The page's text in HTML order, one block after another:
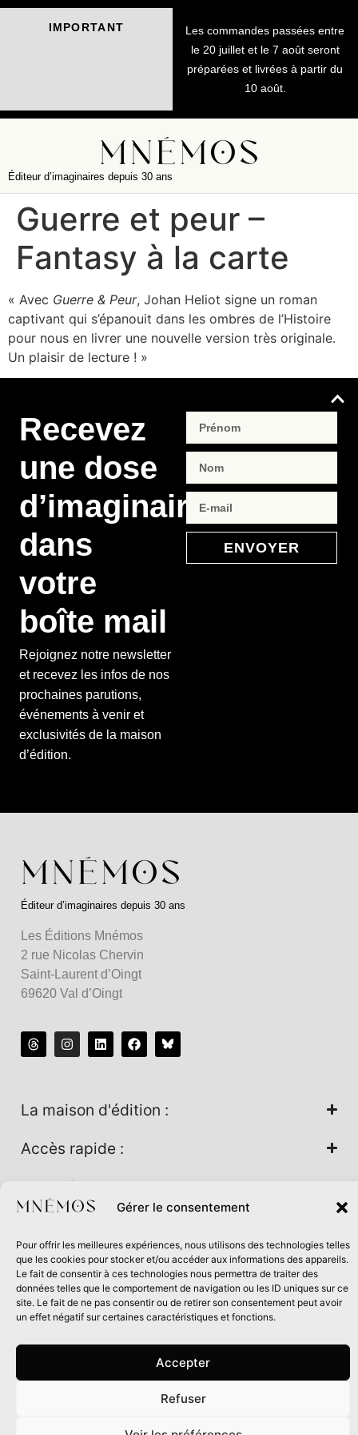
Gérer le consentement
Pour offrir les meilleures expériences, nous utilisons des technologies telles
que les cookies pour stocker et/ou accéder aux informations des appareils.
Le fait de consentir à ces technologies nous permettra de traiter des
données telles que le comportement de navigation ou les ID uniques sur ce
site. Le fait de ne pas consentir ou de retirer son consentement peut avoir
un effet négatif sur certaines caractéristiques et fonctions.
Accepter
Refuser
IMPORTANT
Les commandes passées entre
le 20 juillet et le 7 août seront
préparées et livrées à partir du
10 août.
Éditeur d’imaginaires depuis 30 ans
Guerre et peur –
Fantasy à la carte
« Avec Guerre & Peur, Johan Heliot signe un roman
captivant qui s’épanouit dans les ombres de l’Histoire
pour nous en livrer une nouvelle version très originale.
Un plaisir de lecture ! »
Recevez
une dose
d’imaginaire
dans
votre
boîte mail
Rejoignez notre newsletter
et recevez les infos de nos
prochaines parutions,
événements à venir et
exclusivités de la maison
d’édition.
ENVOYER
Éditeur d’imaginaires depuis 30 ans
Les Éditions Mnémos
2 rue Nicolas Chervin
Saint-Laurent d’Oingt
69620 Val d’Oingt
La maison d'édition :
Accès rapide :
Nos univers :
Maison d’édition soutenue par la DRAC Auvergne-Rhône-
Alpes et la Région Auvergne-Rhône-Alpes dans le cadre du
Contrat de filière Livre 2024